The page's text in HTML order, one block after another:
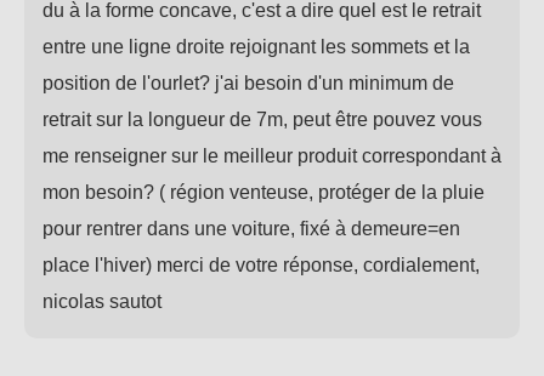
du à la forme concave, c'est a dire quel est le retrait
entre une ligne droite rejoignant les sommets et la
position de l'ourlet? j'ai besoin d'un minimum de
retrait sur la longueur de 7m, peut être pouvez vous
me renseigner sur le meilleur produit correspondant à
mon besoin? ( région venteuse, protéger de la pluie
pour rentrer dans une voiture, fixé à demeure=en
place l'hiver) merci de votre réponse, cordialement,
nicolas sautot